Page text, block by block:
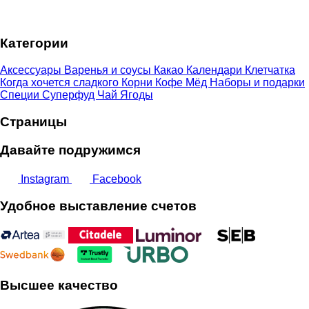
11,50 €
Категории
Аксессуары Варенья и соусы Какао Календари Клетчатка
Когда хочется сладкого Корни Кофе Мёд Наборы и подарки
Специи Суперфуд Чай Ягоды
Страницы
Давайте подружимся
Instagram Facebook
Удобное выставление счетов
Высшее качество